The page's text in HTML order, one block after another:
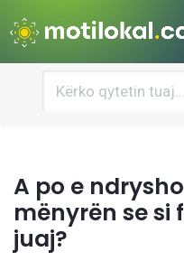
A po e
mënyrën se
juaj?